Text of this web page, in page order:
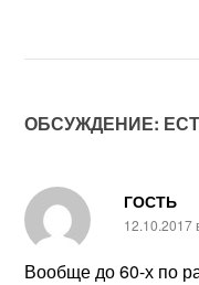
ОБСУЖДЕНИЕ:
ГОСТЬ
12.10.2017
Вообще до 60-х по